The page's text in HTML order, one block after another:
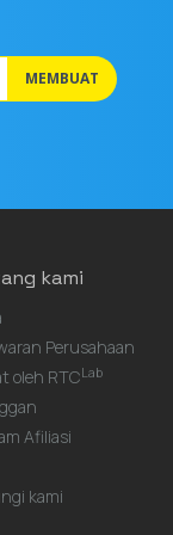
MEMBUAT
kami
Perusahaan
oleh RTCLab
Afiliasi
kami